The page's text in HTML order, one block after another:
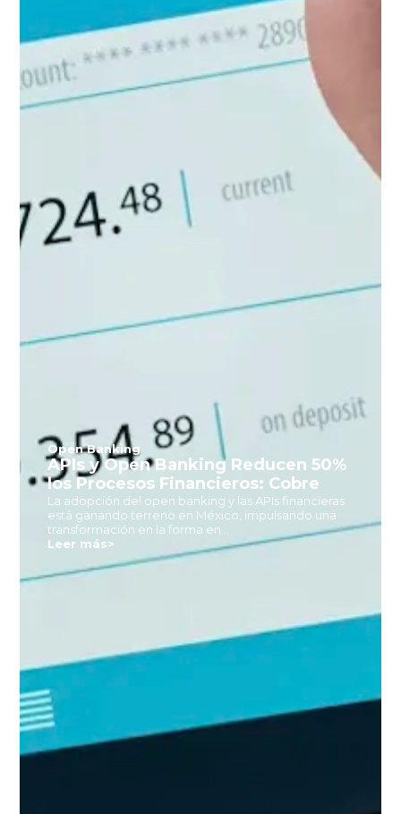
Open Banking
APIs y Open Banking Reducen 50%
los Procesos Financieros: Cobre
La adopción del open banking y las APIs financieras
está ganando terreno en México, impulsando una
transformación en la forma en...
Leer más>